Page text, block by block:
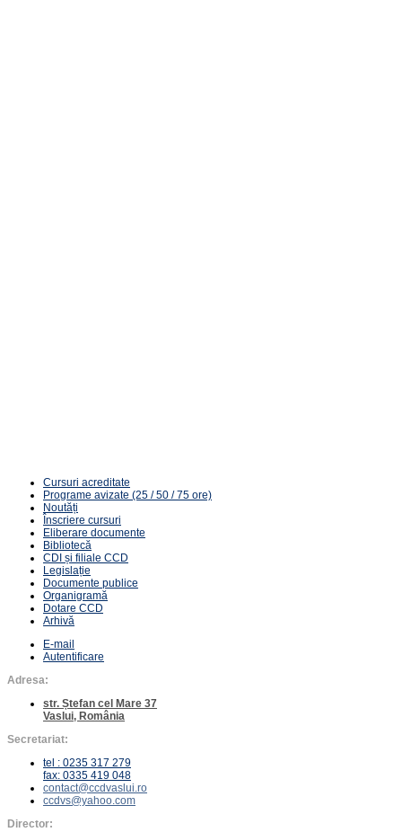
Cursuri acreditate
Programe avizate (25 / 50 / 75 ore)
Noutăți
Înscriere cursuri
Eliberare documente
Bibliotecă
CDI și filiale CCD
Legislație
Documente publice
Organigramă
Dotare CCD
Arhivă
E-mail
Autentificare
Adresa:
str. Ștefan cel Mare 37
Vaslui, România
Secretariat:
tel : 0235 317 279
fax: 0335 419 048
contact@ccdvaslui.ro
ccdvs@yahoo.com
Director: